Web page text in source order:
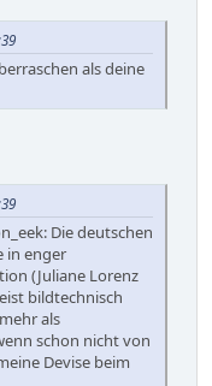
als deine
Die deutschen
in enger
(Juliane Lorenz
bildtechnisch
als
schon nicht von
Devise beim